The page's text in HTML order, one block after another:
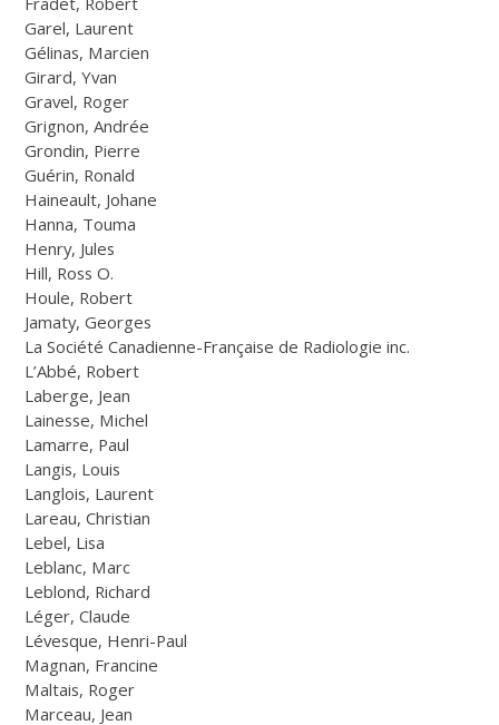
Garel, Laurent
Gélinas, Marcien
Girard, Yvan
Gravel, Roger
Grignon, Andrée
Grondin, Pierre
Guérin, Ronald
Haineault, Johane
Hanna, Touma
Henry, Jules
Hill, Ross O.
Houle, Robert
Jamaty, Georges
La Société Canadienne-Française de Radiologie inc.
L’Abbé, Robert
Laberge, Jean
Lainesse, Michel
Lamarre, Paul
Langis, Louis
Langlois, Laurent
Lareau, Christian
Lebel, Lisa
Leblanc, Marc
Leblond, Richard
Léger, Claude
Lévesque, Henri-Paul
Magnan, Francine
Maltais, Roger
Marceau, Jean